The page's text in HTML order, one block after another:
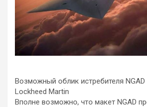
Возможный облик истребителя NGAD
Lockheed Martin
Вполне возможно, что макет NGAD